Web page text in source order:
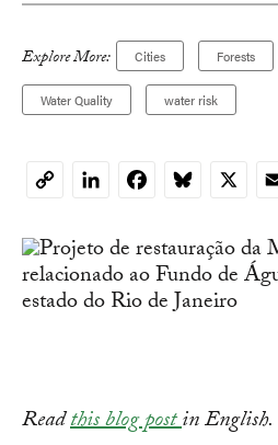
Explore More: Cities Forests
Water Quality water risk
CopyLinkedInFacebookBluesky
X
Readthis blog postin English.